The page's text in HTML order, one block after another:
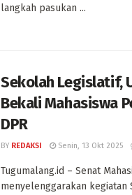
langkah pasukan ...
Sekolah Legislatif,
Bekali Mahasiswa
DPR
BY REDAKSI Senin, 13 Okt 2025
Tugumalang.id – Senat
menyelenggarakan